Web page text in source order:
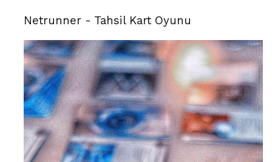
Netrunner - Tahsil Kart Oyunu